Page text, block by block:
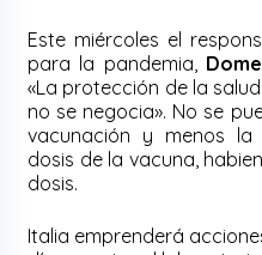
Este miércoles el
para la pandemia,
«La protección de la
no se negocia». No se
vacunación y menos
dosis de la vacuna,
dosis.
Italia emprenderá